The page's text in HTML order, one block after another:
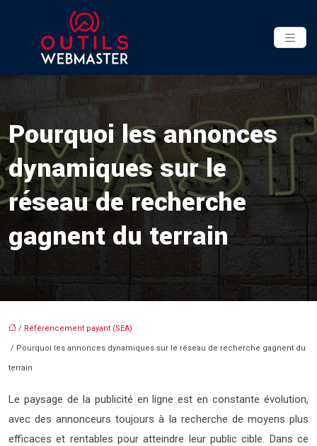
Pourquoi les annonces
dynamiques sur le
réseau de recherche
gagnent du terrain
/ Référencement payant (SEA)
/ Pourquoi les annonces dynamiques sur le réseau de recherche gagnent du
terrain
Le paysage de la publicité en ligne est en constante évolution,
avec des annonceurs toujours à la recherche de moyens plus
efficaces et rentables pour atteindre leur public cible. Dans ce